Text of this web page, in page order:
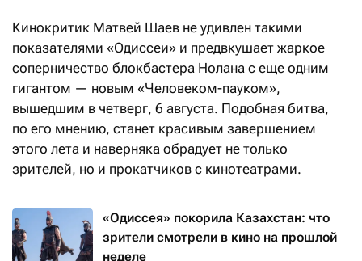
Кинокритик Матвей Шаев не удивлен такими
показателями «Одиссеи» и предвкушает жаркое
соперничество блокбастера Нолана с еще одним
гигантом — новым «Человеком-пауком»,
вышедшим в четверг, 6 августа. Подобная битва,
по его мнению, станет красивым завершением
этого лета и наверняка обрадует не только
зрителей, но и прокатчиков с кинотеатрами.
«Одиссея» покорила Казахстан: что
зрители смотрели в кино на прошлой
неделе